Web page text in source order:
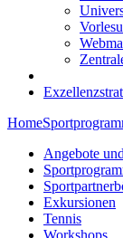
Home
Angebote
Exkursionen
Tennis
Workshops